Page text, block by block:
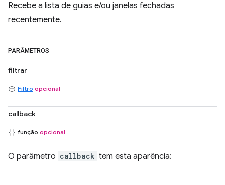
Recebe a lista de guias e/ou janelas fechadas
recentemente.
PARÂMETROS
filtrar
Filtro opcional
callback
função opcional
O parâmetro callback tem esta aparência: